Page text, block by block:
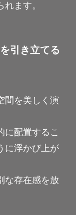
ます。
引き立てる
間を美しく演
に配置するこ
に浮かび上が
な存在感を放